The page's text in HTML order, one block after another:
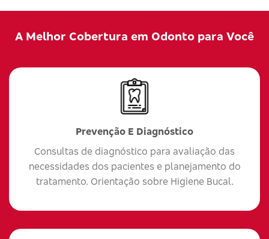
A Melhor Cobertura em Odonto para Você
Prevenção E Diagnóstico
Consultas de diagnóstico para avaliação das
necessidades dos pacientes e planejamento do
tratamento. Orientação sobre Higiene Bucal.